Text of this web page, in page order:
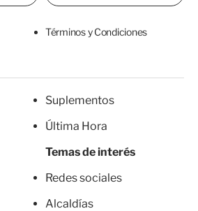
Términos y Condiciones
Suplementos
Última Hora
Temas de interés
Redes sociales
Alcaldías